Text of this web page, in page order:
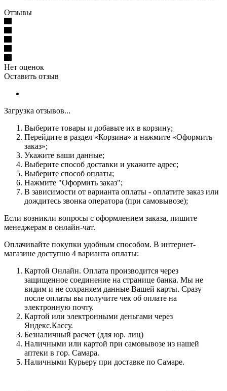
Отзывы
Нет оценок
Оставить отзыв
Загрузка отзывов...
Выберите товары и добавьте их в корзину;
Перейдите в раздел «Корзина» и нажмите «Оформить
заказ»;
Укажите ваши данные;
Выберите способ доставки и укажите адрес;
Выберите способ оплаты;
Нажмите "Оформить заказ";
В зависимости от варианта оплаты - оплатите заказ или
дождитесь звонка оператора (при самовывозе);
Если возникли вопросы с оформлением заказа, пишите
менеджерам в онлайн-чат.
Оплачивайте покупки удобным способом. В интернет-
магазине доступно 4 варианта оплаты:
Картой Онлайн. Оплата производится через
защищенное соединение на странице банка. Мы не
видим и не сохраняем данные Вашей карты. Сразу
после оплаты вы получите чек об оплате на
электронную почту.
Картой или электронными деньгами через
Яндекс.Кассу.
Безналичный расчет (для юр. лиц)
Наличными или картой при самовывозе из нашей
аптеки в гор. Самара.
Наличными Курьеру при доставке по Самаре.